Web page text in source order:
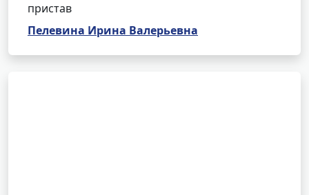
пристав
Пелевина Ирина Валерьевна